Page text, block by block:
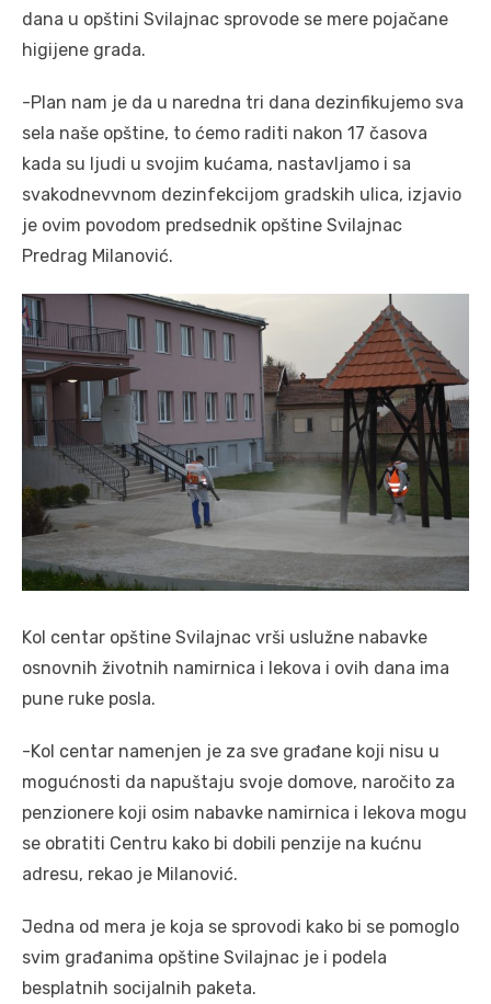
dana u opštini Svilajnac sprovode se mere pojačane
higijene grada.
-Plan nam je da u naredna tri dana dezinfikujemo sva
sela naše opštine, to ćemo raditi nakon 17 časova
kada su ljudi u svojim kućama, nastavljamo i sa
svakodnevvnom dezinfekcijom gradskih ulica, izjavio
je ovim povodom predsednik opštine Svilajnac
Predrag Milanović.
Kol centar opštine Svilajnac vrši uslužne nabavke
osnovnih životnih namirnica i lekova i ovih dana ima
pune ruke posla.
-Kol centar namenjen je za sve građane koji nisu u
mogućnosti da napuštaju svoje domove, naročito za
penzionere koji osim nabavke namirnica i lekova mogu
se obratiti Centru kako bi dobili penzije na kućnu
adresu, rekao je Milanović.
Jedna od mera je koja se sprovodi kako bi se pomoglo
svim građanima opštine Svilajnac je i podela
besplatnih socijalnih paketa.